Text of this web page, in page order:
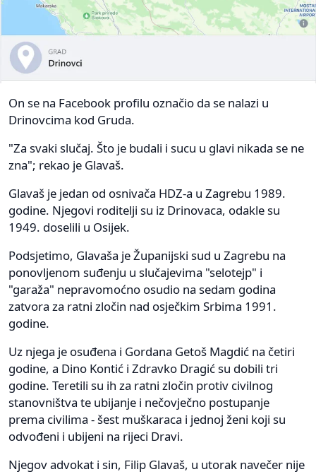
On se na Facebook profilu označio da se nalazi u
Drinovcima kod Gruda.
"Za svaki slučaj. Što je budali i sucu u glavi nikada se ne
zna"; rekao je Glavaš.
Glavaš je jedan od osnivača HDZ-a u Zagrebu 1989.
godine. Njegovi roditelji su iz Drinovaca, odakle su
1949. doselili u Osijek.
Podsjetimo, Glavaša je Županijski sud u Zagrebu na
ponovljenom suđenju u slučajevima "selotejp" i
"garaža" nepravomoćno osudio na sedam godina
zatvora za ratni zločin nad osječkim Srbima 1991.
godine.
Uz njega je osuđena i Gordana Getoš Magdić na četiri
godine, a Dino Kontić i Zdravko Dragić su dobili tri
godine. Teretili su ih za ratni zločin protiv civilnog
stanovništva te ubijanje i nečovječno postupanje
prema civilima - šest muškaraca i jednoj ženi koji su
odvođeni i ubijeni na rijeci Dravi.
Njegov advokat i sin, Filip Glavaš, u utorak navečer nije